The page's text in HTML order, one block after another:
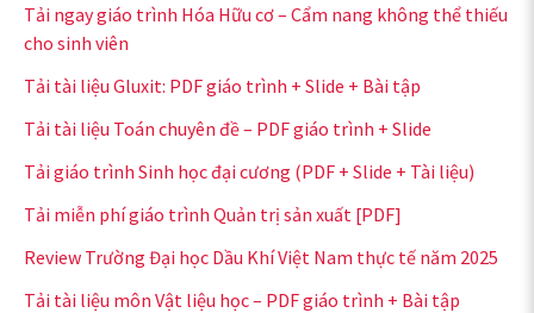
Tải ngay giáo trình Hóa Hữu cơ – Cẩm nang không thể thiếu
cho sinh viên
Tải tài liệu Gluxit: PDF giáo trình + Slide + Bài tập
Tải tài liệu Toán chuyên đề – PDF giáo trình + Slide
Tải giáo trình Sinh học đại cương (PDF + Slide + Tài liệu)
Tải miễn phí giáo trình Quản trị sản xuất [PDF]
Review Trường Đại học Dầu Khí Việt Nam thực tế năm 2025
Tải tài liệu môn Vật liệu học – PDF giáo trình + Bài tập